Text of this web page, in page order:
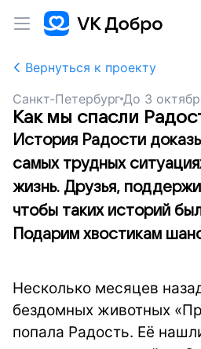
Вернуться к проекту
Санкт-Петербург До 3
Как мы спасли
История Радости
самых трудных
жизнь. Друзья,
чтобы таких историй
Подарим хвостикам
Несколько месяцев
бездомных животных
попала Радость. Её